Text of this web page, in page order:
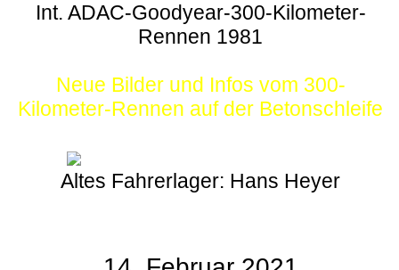
Int. ADAC-Goodyear-300-Kilometer-
Rennen 1981
Neue Bilder und Infos vom 300-
Kilometer-Rennen auf der Betonschleife
Altes Fahrerlager: Hans Heyer